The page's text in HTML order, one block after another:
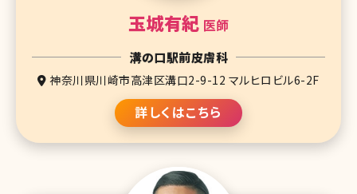
玉城有紀 医師
溝の口駅前皮膚科
神奈川県川崎市高津区溝口2-9-12 マルヒロビル6-2F
詳しくはこちら